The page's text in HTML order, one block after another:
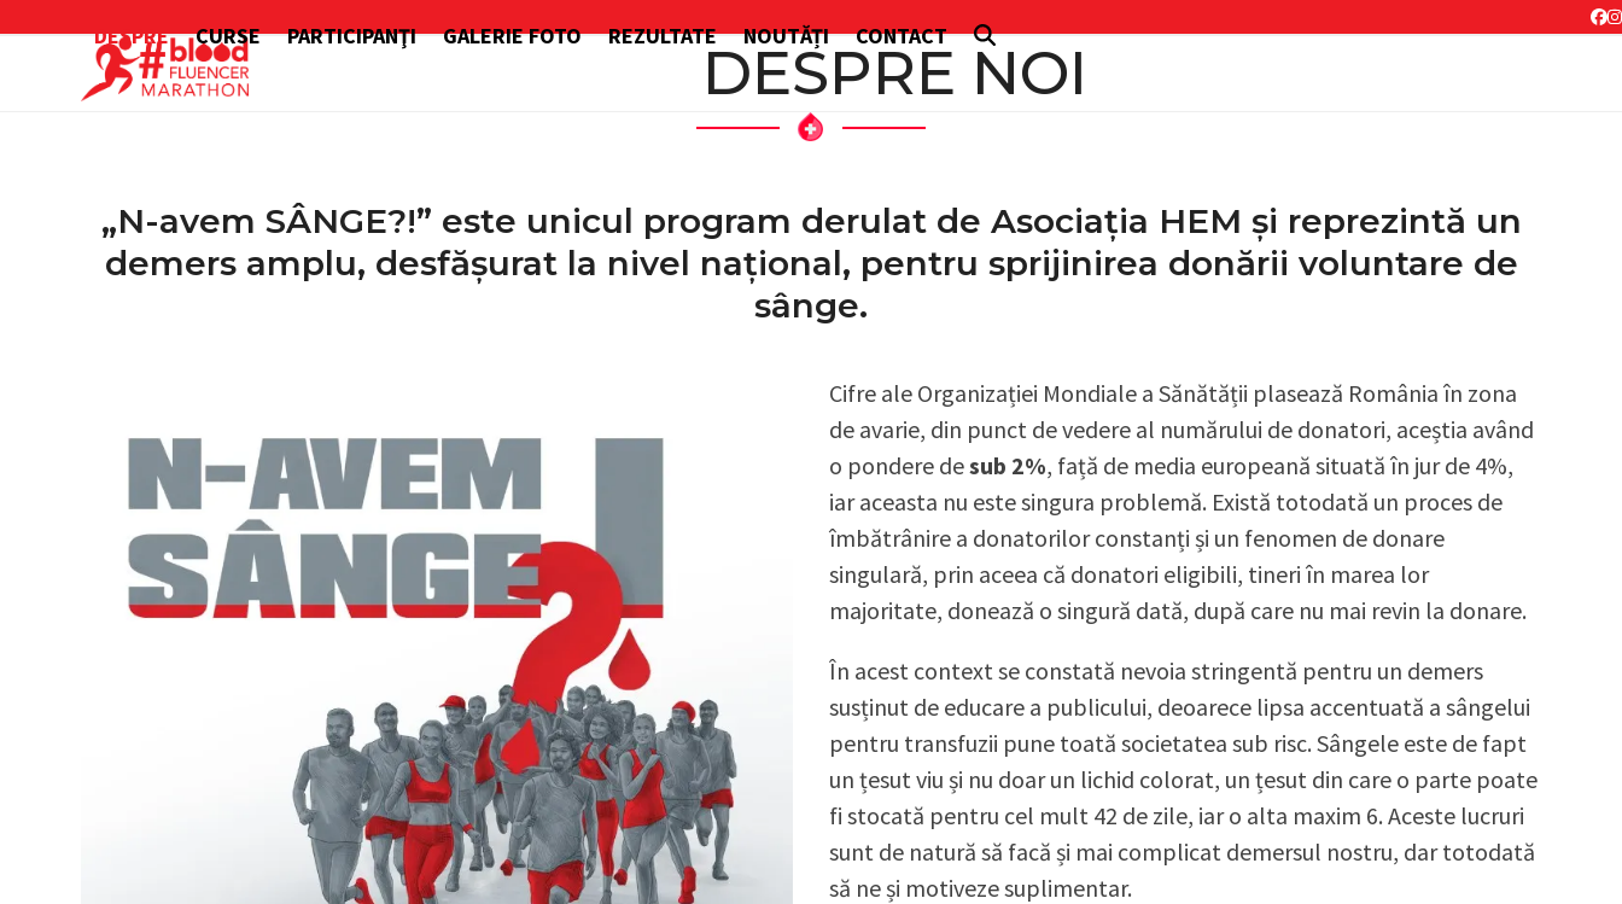
DESPRE CURSE PARTICIPANŢI GALERIE FOTO REZULTATE NOUTĂȚI CONTACT
DESPRE NOI
„N-avem SÂNGE?!” este unicul program derulat de Asociația HEM și reprezintă un
demers amplu, desfășurat la nivel național, pentru sprijinirea donării voluntare de
sânge.
Cifre ale Organizației Mondiale a Sănătății plasează România în zona
de avarie, din punct de vedere al numărului de donatori, aceștia având
o pondere desub 2%, față de media europeană situată în jur de 4%,
iar aceasta nu este singura problemă. Există totodată un proces de
îmbătrânire a donatorilor constanți și un fenomen de donare
singulară, prin aceea că donatori eligibili, tineri în marea lor
majoritate, donează o singură dată, după care nu mai revin la donare.
În acest context se constată nevoia stringentă pentru un demers
susținut de educare a publicului, deoarece lipsa accentuată a sângelui
pentru transfuzii pune toată societatea sub risc. Sângele este de fapt
un țesut viu și nu doar un lichid colorat, un țesut din care o parte poate
fi stocată pentru cel mult 42 de zile, iar o alta maxim 6. Aceste lucruri
sunt de natură să facă și mai complicat demersul nostru, dar totodată
să ne și motiveze suplimentar.